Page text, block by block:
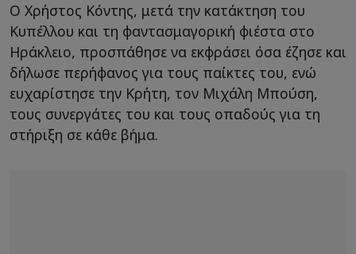
Ο Χρήστος Κόντης, μετά την κατάκτηση του
Κυπέλλου και τη φαντασμαγορική φιέστα στο
Ηράκλειο, προσπάθησε να εκφράσει όσα έζησε και
δήλωσε περήφανος για τους παίκτες του, ενώ
ευχαρίστησε την Κρήτη, τον Μιχάλη Μπούση,
τους συνεργάτες του και τους οπαδούς για τη
στήριξη σε κάθε βήμα.